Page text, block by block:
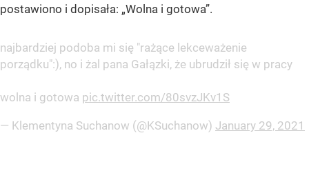
postawiono i dopisała: „Wolna i gotowa”.
najbardziej podoba mi się "rażące lekceważenie
porządku":), no i żal pana Gałązki, że ubrudził się w pracy
wolna i gotowa pic.twitter.com/80svzJKv1S
— Klementyna Suchanow (@KSuchanow) January 29, 2021